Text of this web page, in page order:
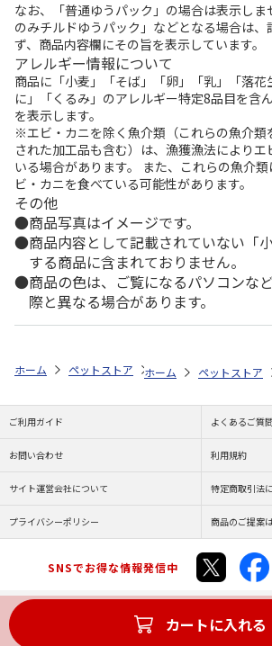
なお、「普通ゆうパック」の場合は表示し
のみチルドゆうパック」などとなる場合は、
ず、商品内容欄にその旨を表示しています。
アレルギー情報について
商品に「小麦」「そば」「卵」「乳」「落花
に」「くるみ」のアレルギー特定8品目を含
を表示します。
※エビ・カニを除く魚介類（これらの魚介類
された加工品も含む）は、漁獲漁法によりエ
いる場合があります。 また、これらの魚介
ビ・カニを食べている可能性があります。
その他
商品写真はイメージです。
商品内容として記載されていない「
する商品に含まれておりません。
商品の色は、ご覧になるパソコンな
際と異なる場合があります。
カートに入れる
ホーム ペットストア フード フード（小
ホーム ペットストア
ご利用ガイド よくあるご質
お問い合わせ 利用規約
サイト運営会社について 特定商取引法
プライバシーポリシー 商品のご提案
SNSでお得な情報発信中